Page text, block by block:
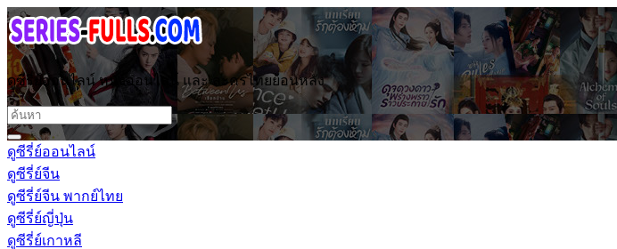
ดูซีรี่ย์ออนไลน์ หนังออนไลน์ และ ละครไทยย้อนหลัง
ดูซีรี่ย์ออนไลน์
ดูซีรี่ย์จีน
ดูซีรี่ย์จีน พากย์ไทย
ดูซีรี่ย์ญี่ปุ่น
ดูซีรี่ย์เกาหลี